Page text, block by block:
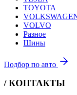
TOYOTA
VOLVO
Разное
Шины
Подбор по авто
/ КОНТАКТЫ